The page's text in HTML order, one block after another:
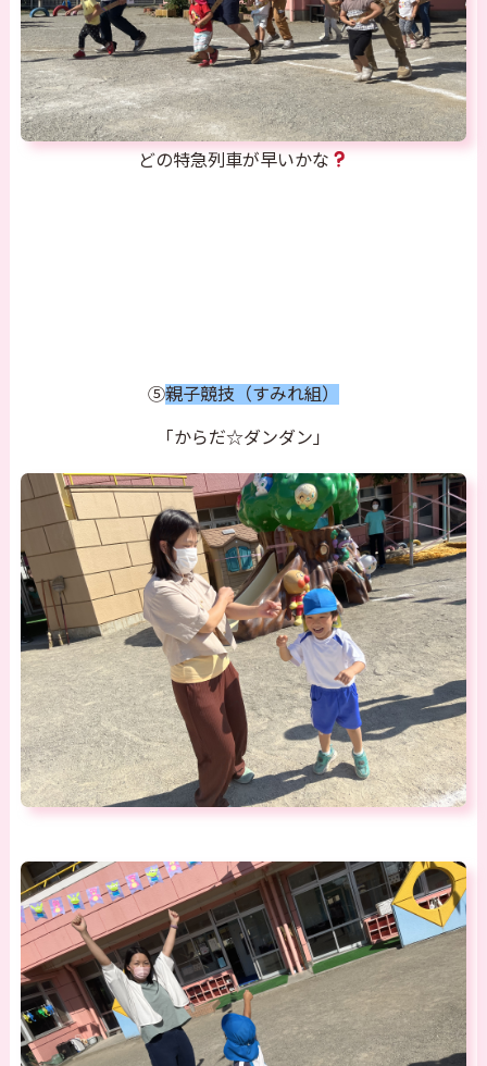
どの特急列車が早いかな
⑤親子競技（すみれ組）
「からだ☆ダンダン」